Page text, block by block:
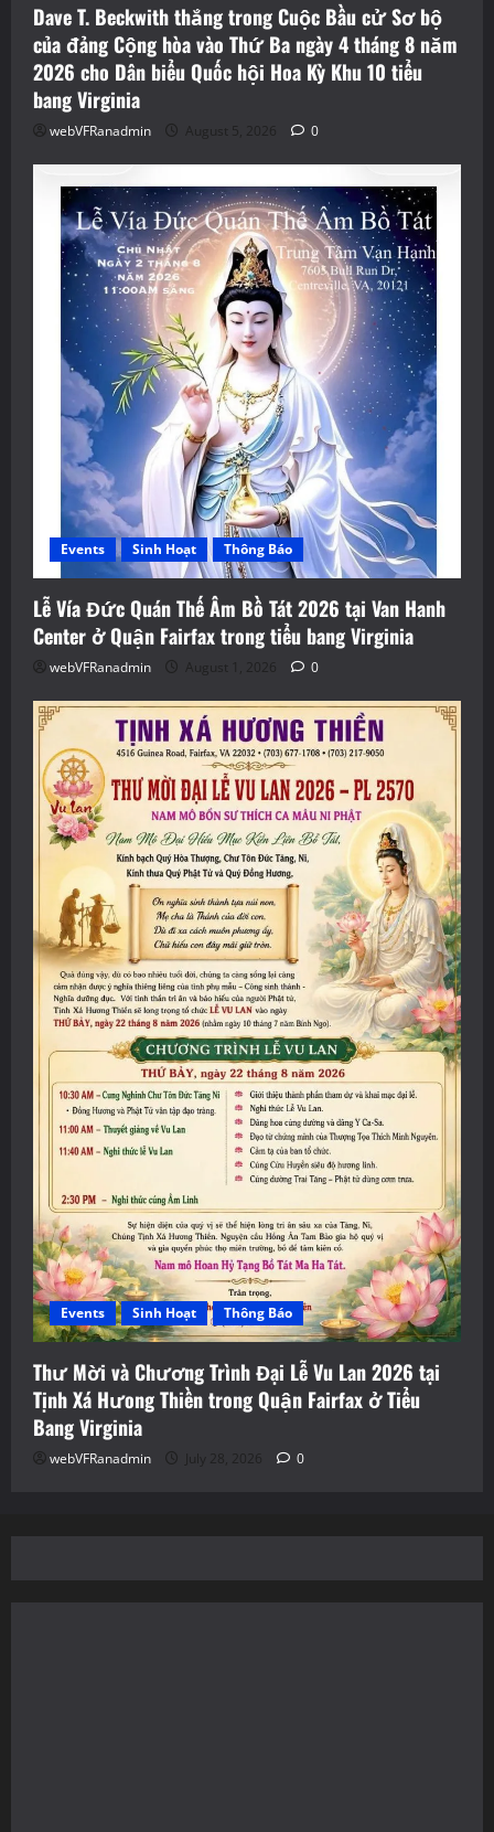
Dave T. Beckwith thắng trong Cuộc Bầu cử Sơ bộ
của đảng Cộng hòa vào Thứ Ba ngày 4 tháng 8 năm
2026 cho Dân biểu Quốc hội Hoa Kỳ Khu 10 tiểu
bang Virginia
webVFRanadmin August 5, 2026 0
Events Sinh Hoạt Thông Báo
Lễ Vía Đức Quán Thế Âm Bồ Tát 2026 tại Van Hanh
Center ở Quận Fairfax trong tiểu bang Virginia
webVFRanadmin August 1, 2026 0
Events Sinh Hoạt Thông Báo
Thư Mời và Chương Trình Đại Lễ Vu Lan 2026 tại
Tịnh Xá Hưong Thiền trong Quận Fairfax ở Tiểu
Bang Virginia
webVFRanadmin July 28, 2026 0